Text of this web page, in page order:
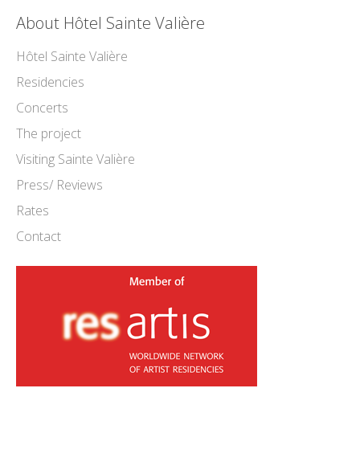
About Hôtel Sainte Valière
Hôtel Sainte Valière
Residencies
Concerts
The project
Visiting Sainte Valière
Press/ Reviews
Rates
Contact